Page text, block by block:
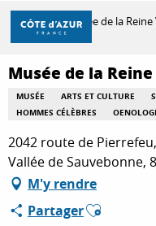
Aller
contenu
principal
DÉCOUVRIR
À FAIRE
SÉJOURNER
Accueil Musée de la
Musée de la
MUSÉE ARTS ET CULTURE
HOMMES CÉLÈBRES
2042 route de
Vallée de Sauvebonne,
M'y rendre
PartagerAjouter aux